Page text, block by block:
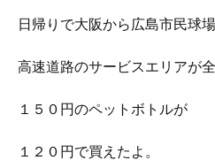
日帰りで大阪から広島市民球
高速道路のサービスエリアが
１５０円のペットボトルが
１２０円で買えたよ。